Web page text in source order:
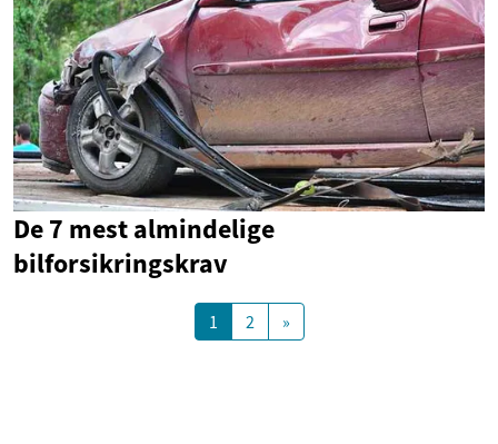
De 7 mest almindelige
bilforsikringskrav
1 2 »